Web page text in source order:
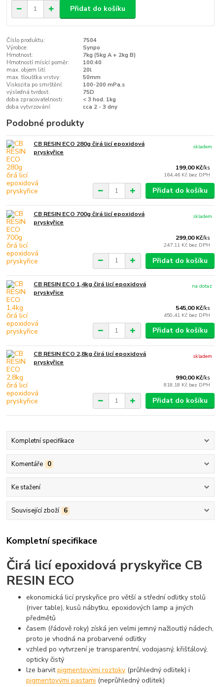
Přidat do košíku
Číslo produktu:
7504
Výrobce:
Synpo
Hmotnost:
7kg (5kg A + 2kg B)
Hmotností mísící poměr:
100:40
max. objem lití:
20l
max. tloušťka vrstvy:
50mm
Viskozita po smrštění:
100-200 mPa.s
výsledná tvrdost:
75D
doba zpracovatelnosti:
< 3 hod. 1kg
doba vytvrzování:
cca 2 - 3 dny
Podobné produkty
CB RESIN ECO 280g čirá licí epoxidová
pryskyřice
199,00 Kč/ks
164,46 Kč bez DPH
skladem
Přidat do košíku
CB RESIN ECO 700g čirá licí epoxidová
pryskyřice
299,00 Kč/ks
247,11 Kč bez DPH
skladem
Přidat do košíku
CB RESIN ECO 1,4kg čirá licí epoxidová
pryskyřice
545,00 Kč/ks
450,41 Kč bez DPH
na dotaz
Přidat do košíku
CB RESIN ECO 2,8kg čirá licí epoxidová
pryskyřice
990,00 Kč/ks
818,18 Kč bez DPH
skladem
Přidat do košíku
Kompletní specifikace
Komentáře 0
Ke stažení
Související zboží 6
Kompletní specifikace
Čirá licí epoxidová pryskyřice CB
RESIN ECO
ekonomická licí pryskyřice pro větší a střední odlitky stolů
(river table), kusů nábytku, epoxidových lamp a jiných
předmětů
časem (řádově roky) získá jen velmi jemný nažloutlý nádech,
proto je vhodná na probarvené odlitky
vzhled po vytvrzení je transparentní, vodojasný, křišťálový,
opticky čistý
lze barvitpigmentovými roztoky (průhledný odlitek) i
pigmentovými pastami (neprůhledný odlitek)